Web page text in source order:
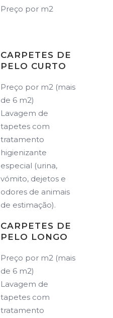
Preço por m2
CARPETES DE
PELO CURTO
Preço por m2 (mais
de 6 m2)
Lavagem de
tapetes com
tratamento
higienizante
especial (urina,
vómito, dejetos e
odores de animais
de estimação).
CARPETES DE
PELO LONGO
Preço por m2 (mais
de 6 m2)
Lavagem de
tapetes com
tratamento